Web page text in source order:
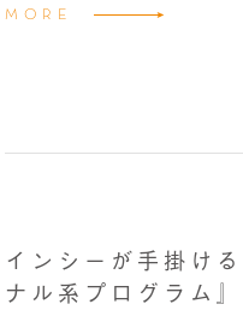
MORE
インシーが手掛け
ナル系プログラム